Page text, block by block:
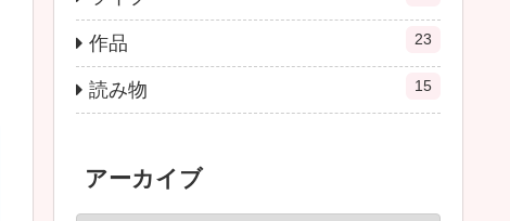
作品 23
読み物 15
アーカイブ